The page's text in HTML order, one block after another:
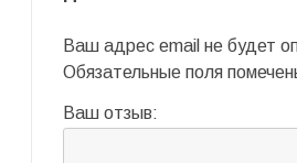
Ваш адрес email не будет
Обязательные поля
Ваш отзыв: